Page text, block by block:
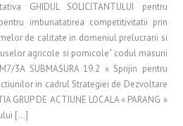
GHIDUL SOLICITANTULUI pentru
imbunatatirea competitivitatii prin
de calitate in domeniul prelucrarii si
agricole si pomicole” codul masurii
3A SUBMASURA 19.2 « Sprijin pentru
in cadrul Strategiei de Dezvoltare
GRUP DE ACTIUNE LOCALA « PARANG »
[…]